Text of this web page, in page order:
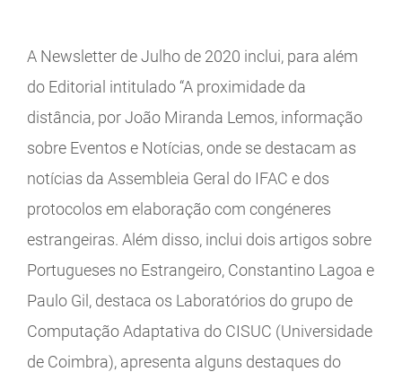
A Newsletter de Julho de 2020 inclui, para além
do Editorial intitulado “A proximidade da
distância, por João Miranda Lemos, informação
sobre Eventos e Notícias, onde se destacam as
notícias da Assembleia Geral do IFAC e dos
protocolos em elaboração com congéneres
estrangeiras. Além disso, inclui dois artigos sobre
Portugueses no Estrangeiro, Constantino Lagoa e
Paulo Gil, destaca os Laboratórios do grupo de
Computação Adaptativa do CISUC (Universidade
de Coimbra), apresenta alguns destaques do